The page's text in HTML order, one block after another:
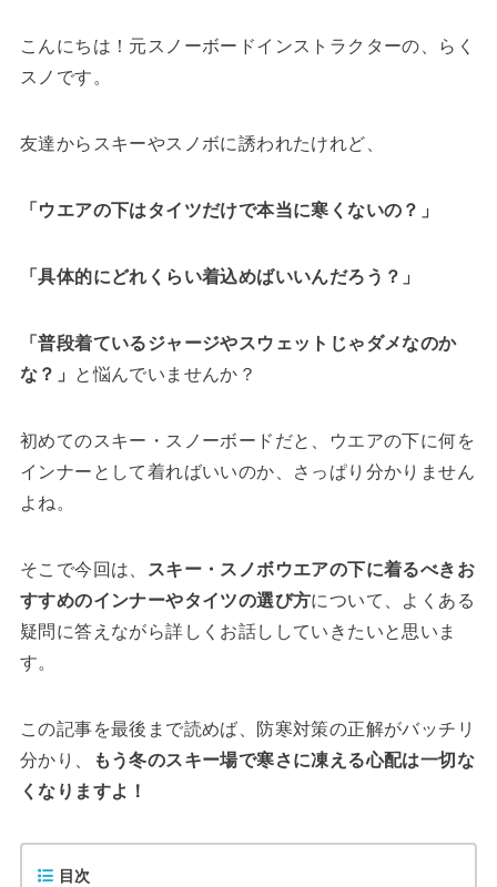
こんにちは！元スノーボードインストラクターの、らく
スノです。
友達からスキーやスノボに誘われたけれど、
「ウエアの下はタイツだけで本当に寒くないの？」
「具体的にどれくらい着込めばいいんだろう？」
「普段着ているジャージやスウェットじゃダメなのか
な？」
と悩んでいませんか？
初めてのスキー・スノーボードだと、ウエアの下に何を
インナーとして着ればいいのか、さっぱり分かりません
よね。
そこで今回は、
スキー・スノボウエアの下に着るべきお
すすめのインナーやタイツの選び方について、よくある
疑問に答えながら詳しくお話ししていきたいと思いま
す。
この記事を最後まで読めば、防寒対策の正解がバッチリ
分かり、
もう冬のスキー場で寒さに凍える心配は一切な
くなりますよ！
目次